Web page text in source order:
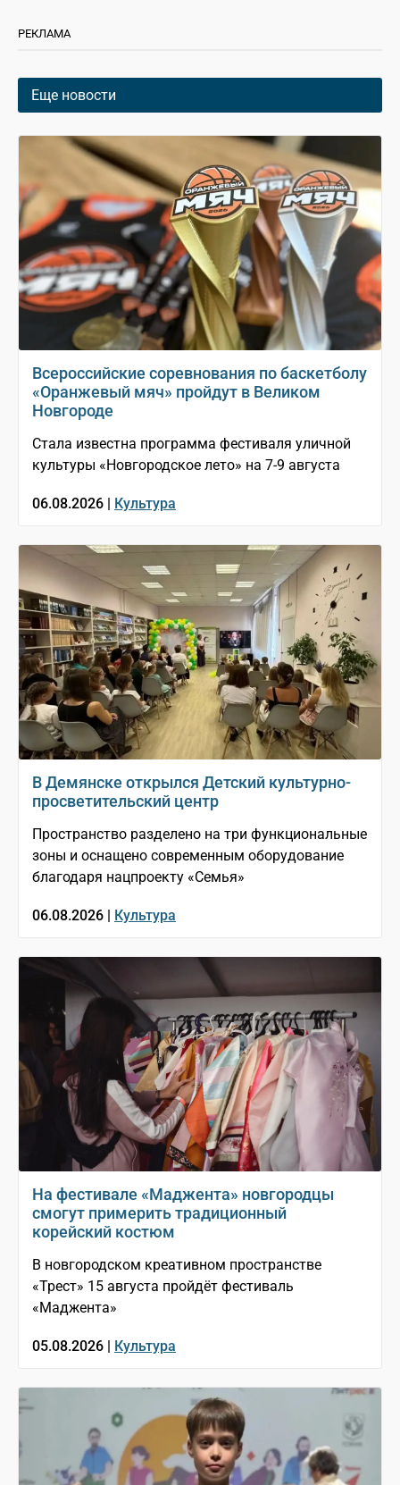
РЕКЛАМА
Еще новости
Всероссийские соревнования по баскетболу
«Оранжевый мяч» пройдут в Великом
Новгороде
Стала известна программа фестиваля уличной
культуры «Новгородское лето» на 7-9 августа
06.08.2026 | Культура
В Демянске открылся Детский культурно-
просветительский центр
Пространство разделено на три функциональные
зоны и оснащено современным оборудование
благодаря нацпроекту «Семья»
06.08.2026 | Культура
На фестивале «Маджента» новгородцы
смогут примерить традиционный
корейский костюм
В новгородском креативном пространстве
«Трест» 15 августа пройдёт фестиваль
«Маджента»
05.08.2026 | Культура